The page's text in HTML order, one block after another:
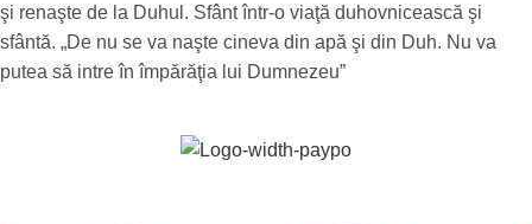
şi renaşte de la Duhul. Sfânt într-o viaţă duhovnicească şi
sfântă. „De nu se va naşte cineva din apă şi din Duh. Nu va
putea să intre în împărăţia lui Dumnezeu”